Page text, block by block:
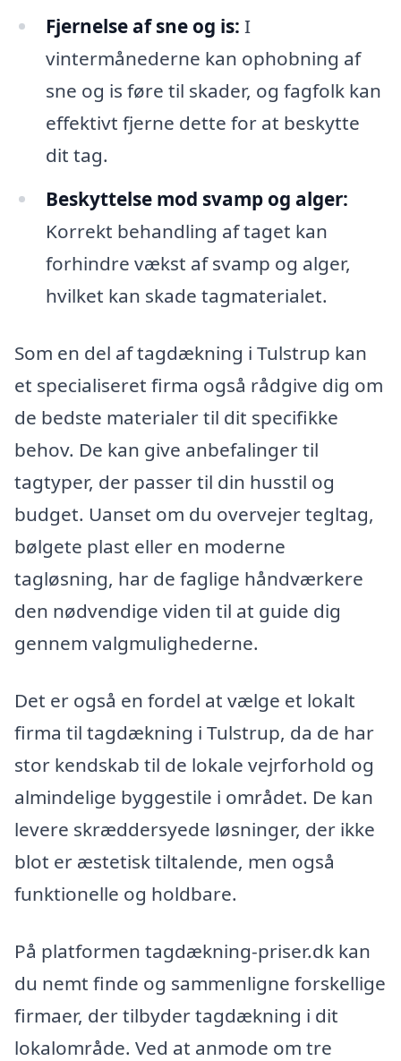
Fjernelse af sne og is: I
vintermånederne kan ophobning af
sne og is føre til skader, og fagfolk kan
effektivt fjerne dette for at beskytte
dit tag.
Beskyttelse mod svamp og alger:
Korrekt behandling af taget kan
forhindre vækst af svamp og alger,
hvilket kan skade tagmaterialet.
Som en del af tagdækning i Tulstrup kan
et specialiseret firma også rådgive dig om
de bedste materialer til dit specifikke
behov. De kan give anbefalinger til
tagtyper, der passer til din husstil og
budget. Uanset om du overvejer tegltag,
bølgete plast eller en moderne
tagløsning, har de faglige håndværkere
den nødvendige viden til at guide dig
gennem valgmulighederne.
Det er også en fordel at vælge et lokalt
firma til tagdækning i Tulstrup, da de har
stor kendskab til de lokale vejrforhold og
almindelige byggestile i området. De kan
levere skræddersyede løsninger, der ikke
blot er æstetisk tiltalende, men også
funktionelle og holdbare.
På platformen tagdækning-priser.dk kan
du nemt finde og sammenligne forskellige
firmaer, der tilbyder tagdækning i dit
lokalområde. Ved at anmode om tre